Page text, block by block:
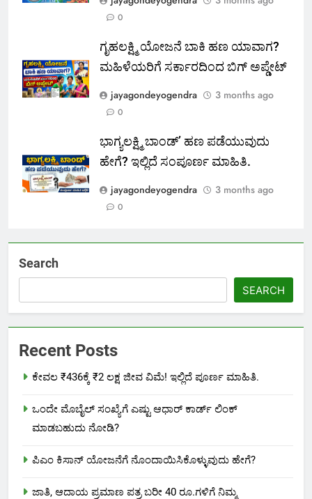
0
ಗೃಹಲಕ್ಷ್ಮಿ ಯೋಜನೆ ಬಾಕಿ ಹಣ ಯಾವಾಗ?
ಮಹಿಳೆಯರಿಗೆ ಸರ್ಕಾರದಿಂದ ಬಿಗ್ ಅಪ್ಡೇಟ್
jayagondeyogendra
3 months ago
0
ಭಾಗ್ಯಲಕ್ಷ್ಮಿ ಬಾಂಡ್’ ಹಣ ಪಡೆಯುವುದು
ಹೇಗೆ? ಇಲ್ಲಿದೆ ಸಂಪೂರ್ಣ ಮಾಹಿತಿ.
jayagondeyogendra
3 months ago
0
Search
SEARCH
Recent Posts
ಕೇವಲ ₹436ಕ್ಕೆ ₹2 ಲಕ್ಷ ಜೀವ ವಿಮೆ! ಇಲ್ಲಿದೆ ಪೂರ್ಣ ಮಾಹಿತಿ.
ಒಂದೇ ಮೊಬೈಲ್ ಸಂಖ್ಯೆಗೆ ಎಷ್ಟು ಆಧಾರ್ ಕಾರ್ಡ್ ಲಿಂಕ್
ಮಾಡಬಹುದು ನೋಡಿ?
ಪಿಎಂ ಕಿಸಾನ್ ಯೋಜನೆಗೆ ನೊಂದಾಯಿಸಿಕೊಳ್ಳುವುದು ಹೇಗೆ?
ಜಾತಿ, ಆದಾಯ ಪ್ರಮಾಣ ಪತ್ರ ಬರೀ 40 ರೂ.ಗಳಿಗೆ ನಿಮ್ಮ